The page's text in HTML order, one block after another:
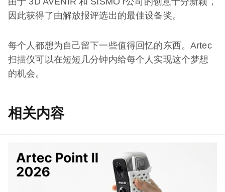
因此获得了由解放报评选出的最佳设备奖。
每个人都想为自己留下一些值得回忆的东西。Artec
扫描仪可以在短短几分钟内给每个人实现这个梦想
的机会。
相关内容